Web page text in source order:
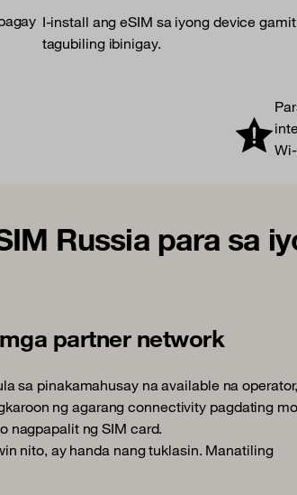
I-install ang eSIM sa iyong device
tagubiling ibinigay.
Russia para sa
partner network
sa pinakamahusay na available na operator,
ng agarang connectivity pagdating
nagpapalit ng SIM card.
nito, ay handa nang tuklasin. Manatiling